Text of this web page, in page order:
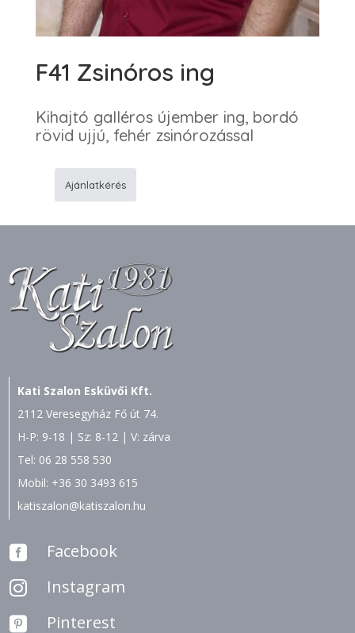
F41 Zsinóros ing
Kihajtó galléros újember ing, bordó
rövid ujjú, fehér zsinórozással
ing
Ajánlatkérés
Kati Szalon Esküvői Kft.
2112 Veresegyház Fő út 74.
H-P: 9-18 | Sz: 8-12 | V: zárva
Tel: 06 28 558 530
Mobil: +36 30 3493 615
katiszalon@katiszalon.hu
 Facebook
 Instagram
 Pinterest